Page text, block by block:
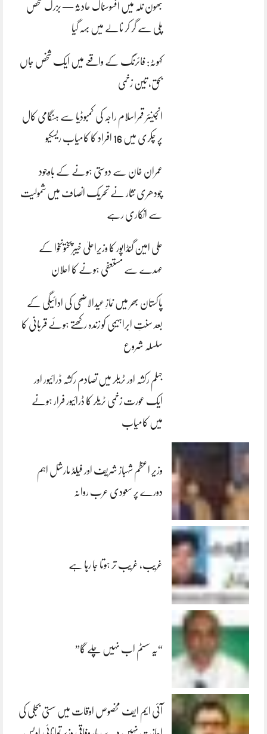
بھون نلہ میں افسوسناک حادثہ — بزرگ شخص
پلی سے گر کر نالے میں بہہ گیا
کہوٹہ: فائرنگ کے واقعے میں ایک شخص جاں
بحق، تین زخمی
انجینئر قمراسلام راجہ کی کمبوڈیا سے ہنگامی کال
پر چکری میں 16 افراد کا کامیاب ریسکیو
عمران خان سے دوستی ہونے کے باوجود
چودھری نثار نے تحریک انصاف میں شمولیت
سے انکاری رہے
علی امین گنڈاپور کا وزیراعلیٰ خیبرپختونخوا کے
عہدے سے مستعفی ہونے کا اعلان
پاکستان بھر میں نمازِ عیدالاضحی کی ادائیگی کے
بعد سنتِ ابراہیمی کو زندہ رکھتے ہوئے قربانی کا
سلسلہ شروع
جہلم رکشہ اور ٹریلر میں تصادم رکشہ ڈرائیور اور
ایک عورت زخمی ٹریلر کا ڈرائیور فرار ہونے
میں کامیاب
وزیر اعظم شہباز شریف اور فیلڈ مارشل اہم
دورے پر سعودی عرب روانہ
غریب، غریب تر ہوتا جا رہا ہے
“یہ سسٹم اب نہیں چلے گا”
آئی ایم ایف مخصوص اوقات میں سستی بجلی کی